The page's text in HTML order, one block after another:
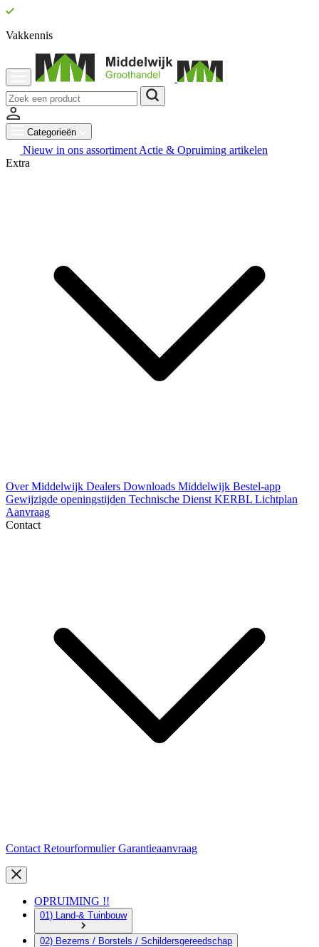
Vakkennis
Categorieën
Nieuw in ons assortiment Actie & Opruiming artikelen
Extra
Over Middelwijk Dealers Downloads Middelwijk Bestel-app
Gewijzigde openingstijden Technische Dienst KERBL Lichtplan
Aanvraag
Contact
Contact RetourformulierGarantieaanvraag
OPRUIMING !!
01) Land-& Tuinbouw
02) Bezems / Borstels / Schildersgereedschap